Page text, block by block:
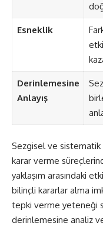
Esneklik
Derinlemesine
Anlayış
Sezgisel ve sistematik
karar verme
yaklaşım arasındaki
bilinçli kararlar alma
tepki verme yeteneği
derinlemesine analiz